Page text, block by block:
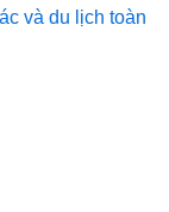
và du lịch toàn